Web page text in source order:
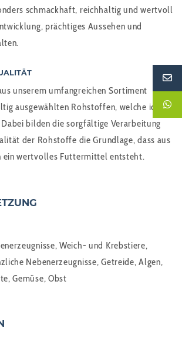
schmackhaft, reichhaltig und wertvoll
prächtiges Aussehen und
unserem umfangreichen Sortiment
ausgewählten Rohstoffen, welche ideale
bilden die sorgfältige Verarbeitung
der Rohstoffe die Grundlage, dass aus
ein wertvolles Futtermittel entsteht.
Weich- und Krebstiere,
Nebenerzeugnisse, Getreide, Algen,
Gemüse, Obst